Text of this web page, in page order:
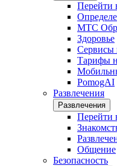
Перейти
МТС
Здоровье
Сервисы
Тарифы
PomogAI
Развлечения
Развлечения
Перейти
Общение
Безопасность